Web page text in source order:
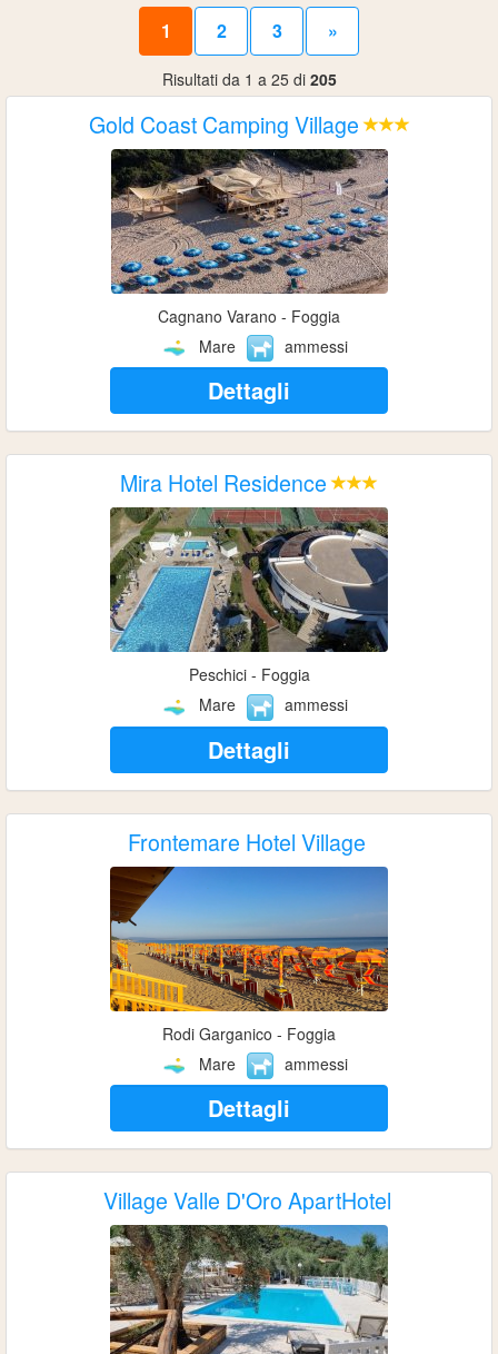
1 2 3 »
Risultati da 1 a 25 di 205
Gold Coast Camping Village
Cagnano Varano - Foggia
Mare
ammessi
Dettagli
Mira Hotel Residence
Peschici - Foggia
Mare
ammessi
Dettagli
Frontemare Hotel Village
Rodi Garganico - Foggia
Mare
ammessi
Dettagli
Village Valle D'Oro ApartHotel